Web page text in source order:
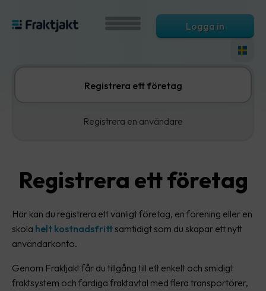
Logga in
Registrera ett företag
Registrera en användare
Registrera ett företag
Här kan du registrera ett vanligt företag, en förening eller en
skola helt kostnadsfrittsamtidigt som du skapar ett nytt
användarkonto.
Genom Fraktjakt får du tillgång till ett enkelt och smidigt
fraktsystem och färdiga fraktavtal med flera transportörer,